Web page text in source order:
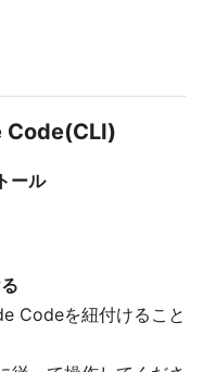
Code(CLI)
ール
Codeを紐付けること